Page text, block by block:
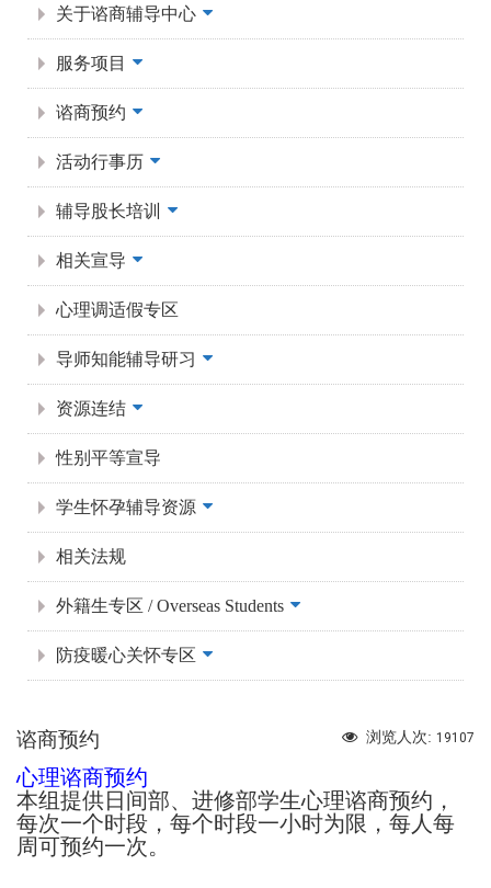
关于谘商辅导中心
服务项目
谘商预约
活动行事历
辅导股长培训
相关宣导
心理调适假专区
导师知能辅导研习
资源连结
性别平等宣导
学生怀孕辅导资源
相关法规
外籍生专区 / Overseas Students
防疫暖心关怀专区
浏览人次: 19107
谘商预约
心理谘商预约
本组提供日间部、进修部学生心理谘商预约，
每次一个时段，每个时段一小时为限，每人每
周可预约一次。